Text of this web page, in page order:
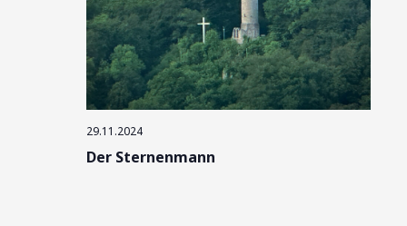
29.11.2024
Der Sternenmann